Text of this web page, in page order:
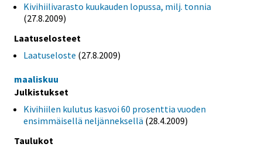
Kivihiilivarasto kuukauden lopussa, milj. tonnia
(27.8.2009)
Laatuselosteet
Laatuseloste (27.8.2009)
maaliskuu
Julkistukset
Kivihiilen kulutus kasvoi 60 prosenttia vuoden
ensimmäisellä neljänneksellä (28.4.2009)
Taulukot